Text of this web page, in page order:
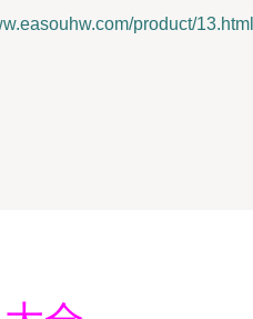
product/13.html